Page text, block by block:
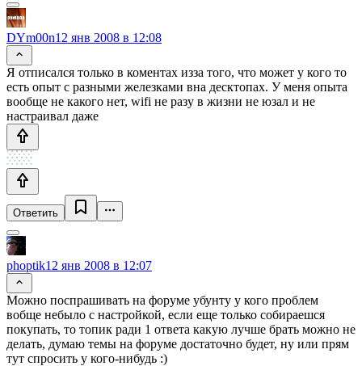
DYm00n12 янв 2008 в 12:08
Я отписался только в коментах изза того, что может у кого то
есть опыт с разными железками вна десктопах. У меня опыта
вообще не какого нет, wifi не разу в жизни не юзал и не
настраивал даже
Ответить
phoptik12 янв 2008 в 12:07
Можно поспрашивать на форуме убунту у кого проблем
вобще небыло с настройкой, если еще только собираешся
покупать, то топик ради 1 ответа какую лучше брать можно не
делать, думаю темы на форуме достаточно будет, ну или прям
тут спросить у кого-нибудь :)